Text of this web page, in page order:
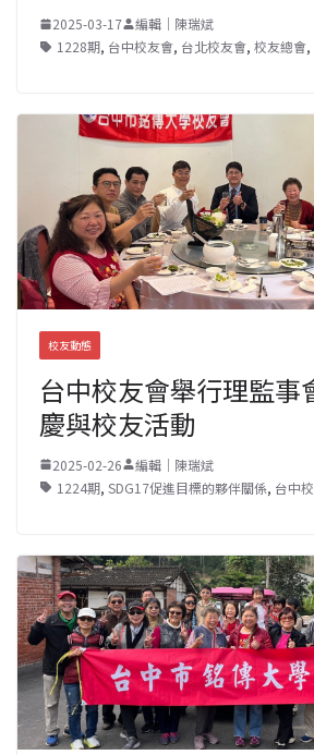
2025-03-17
編輯｜陳瑞斌
1228期, 台中校友會, 台北校友會, 校友總會,
校友動態
台中校友會舉行理監事
慶與校友活動
2025-02-26
編輯｜陳瑞斌
1224期, SDG17促進目標的夥伴關係, 台中